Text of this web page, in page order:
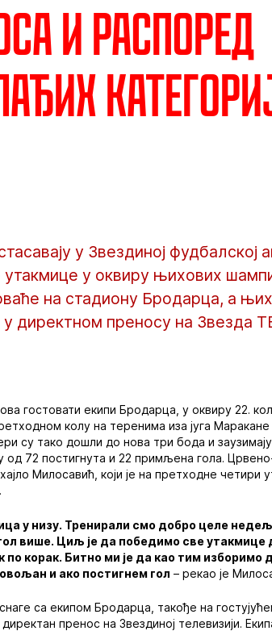
и распоред
у Звездиној фудбалској
утакмице у оквиру њихових
на стадиону Бродарца, а
директном преносу на Звезда
гостовати екипи Бродарца, у оквиру 22.
колу на теренима иза југа
су тако дошли до нова три бода и заузимају
од 72 постигнута и 22 примљена гола.
Милосавић, који је на претходне четири
у низу. Тренирали смо добро целе
више. Циљ је да победимо све утакмице
корак. Битно ми је да као тим изборимо
и ако постигнем гол – рекао је
са екипом Бродарца, такође на
пренос на Звездиној телевизији.